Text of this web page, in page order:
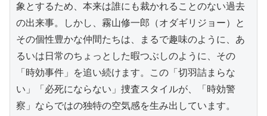
象とするため、本来は誰にも裁かれることのない過去
の出来事。しかし、霧山修一郎（オダギリジョー）と
その個性豊かな仲間たちは、まるで趣味のように、あ
るいは日常のちょっとした暇つぶしのように、その
「時効事件」を追い続けます。この「切羽詰まらな
い」「必死にならない」捜査スタイルが、「時効警
察」ならではの独特の空気感を生み出しています。